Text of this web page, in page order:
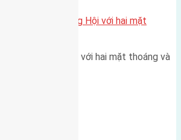
còn lại tại X1 Đông Hội với hai mặt
cư X1 Đông Hội với hai mặt thoáng và